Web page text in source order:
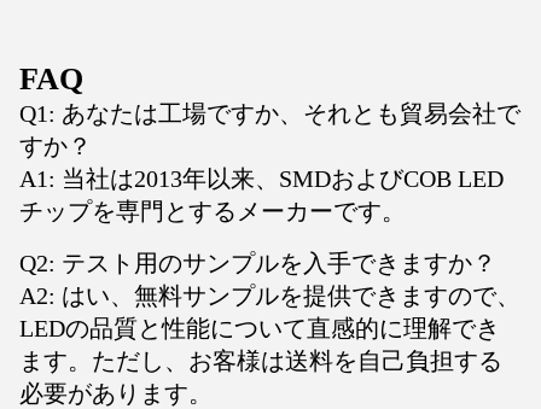
FAQ
Q1: あなたは工場ですか、それとも貿易会社で
すか？
A1: 当社は2013年以来、SMDおよびCOB LED
チップを専門とするメーカーです。
Q2: テスト用のサンプルを入手できますか？
A2: はい、無料サンプルを提供できますので、
LEDの品質と性能について直感的に理解でき
ます。ただし、お客様は送料を自己負担する
必要があります。